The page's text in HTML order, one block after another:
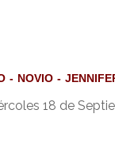
NOVIO
18 de